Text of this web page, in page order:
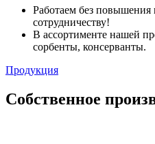
Работаем без повышения
сотрудничеству!
В ассортименте нашей
сорбенты, консерванты.
Продукция
Собственное